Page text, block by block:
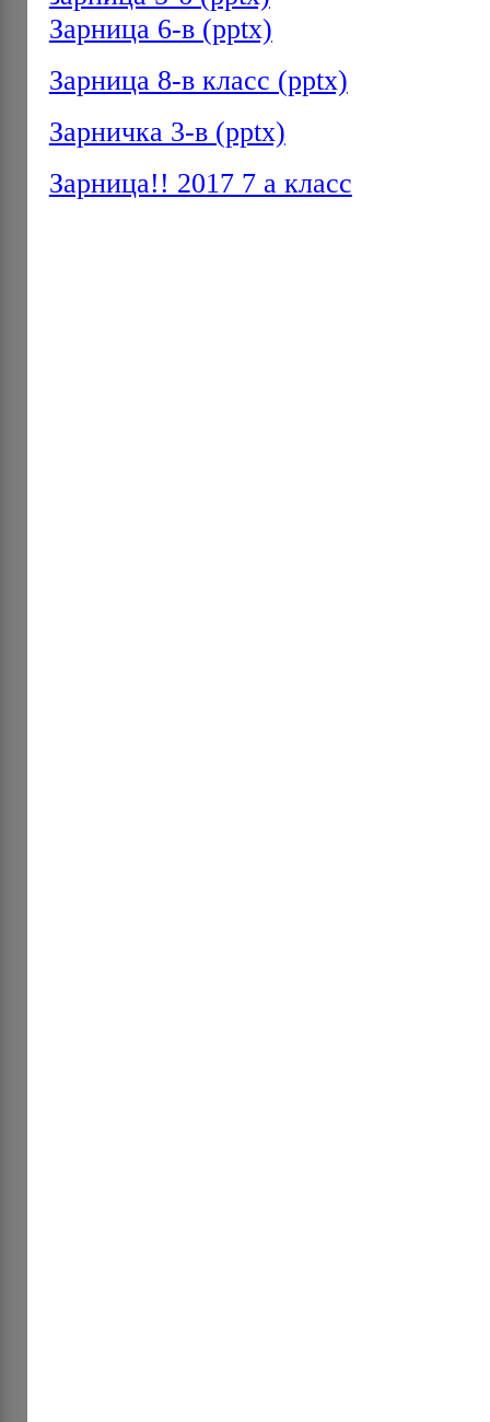
Зарница 6-в (pptx)
Зарница 8-в класс (pptx)
Зарничка 3-в (pptx)
Зарница!! 2017 7 а класс